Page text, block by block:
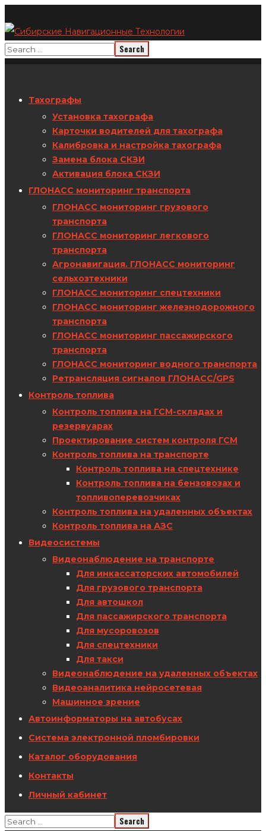
Тахографы
Установка тахографа
Карточки водителей для тахографа
Калибровка и настройка тахографа
Замена блока СКЗИ
Активация блока СКЗИ
ГЛОНАСС мониторинг транспорта
ГЛОНАСС мониторинг грузового
транспорта
ГЛОНАСС мониторинг легкового
транспорта
Агронавигация. ГЛОНАСС мониторинг
сельхозтехники
ГЛОНАСС мониторинг спецтехники
ГЛОНАСС мониторинг железнодорожного
транспорта
ГЛОНАСС мониторинг пассажирского
транспорта
ГЛОНАСС мониторинг водного транспорта
Ретрансляция сигналов ГЛОНАСС/GPS
Контроль топлива
Контроль топлива на ГСМ-складах и
резервуарах
Проектирование систем контроля ГСМ
Контроль топлива на транспорте
Контроль топлива на спецтехнике
Контроль топлива на бензовозах и
топливоперевозчиках
Контроль топлива на удаленных объектах
Контроль топлива на АЗС
Видеосистемы
Видеонаблюдение на транспорте
Для инкассаторских автомобилей
Для грузового транспорта
Для автошкол
Для пассажирского транспорта
Для мусоровозов
Для спецтехники
Для такси
Видеонаблюдение на удаленных объектах
Видеоаналитика нейросетевая
Машинное зрение
Автоинформаторы на автобусах
Система электронной пломбировки
Каталог оборудования
Контакты
Личный кабинет